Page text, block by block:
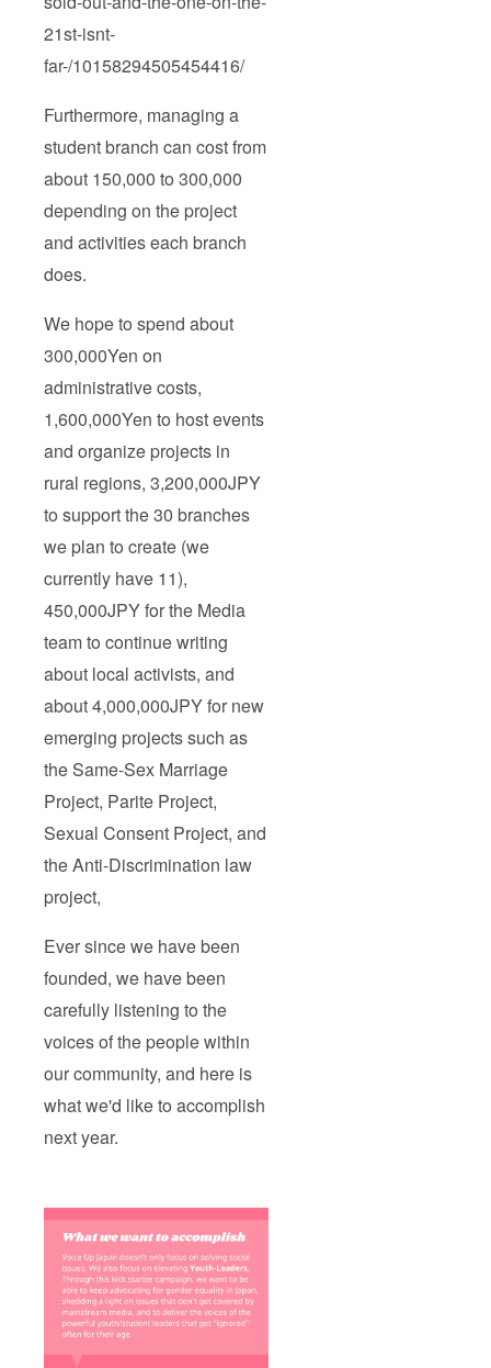
21st-isnt-
far-/10158294505454416/
Furthermore, managing a
student branch can cost from
about 150,000 to 300,000
depending on the project
and activities each branch
does.
We hope to spend about
300,000Yen on
administrative costs,
1,600,000Yen to host events
and organize projects in
rural regions, 3,200,000JPY
to support the 30 branches
we plan to create (we
currently have 11),
450,000JPY for the Media
team to continue writing
about local activists, and
about 4,000,000JPY for new
emerging projects such as
the Same-Sex Marriage
Project, Parite Project,
Sexual Consent Project, and
the Anti-Discrimination law
project,
Ever since we have been
founded, we have been
carefully listening to the
voices of the people within
our community, and here is
what we'd like to accomplish
next year.